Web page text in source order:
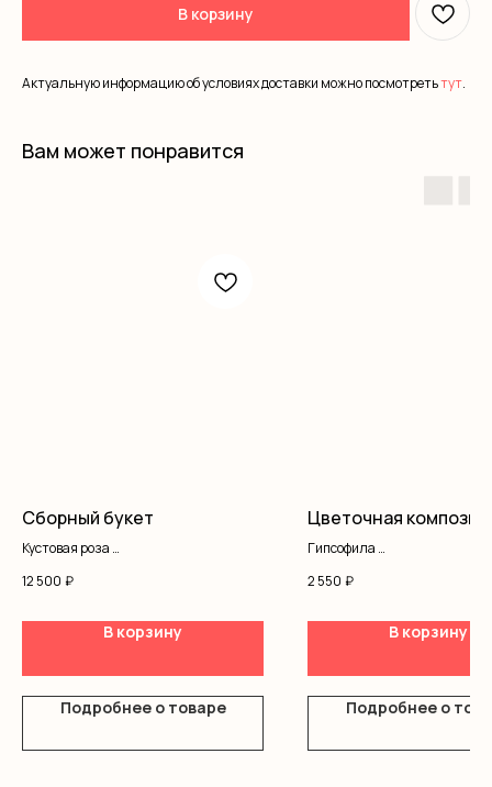
В корзину
Актуальную информацию об условиях доставки можно посмотретьтут.
Вам может понравится
Сборный букет
Кустовая роза
Оформление
12 500 ₽
В корзину
Подробнее о товаре
Цветочная
Гипсофила
Коробка
2 550 ₽
В корзину
Подробнее о